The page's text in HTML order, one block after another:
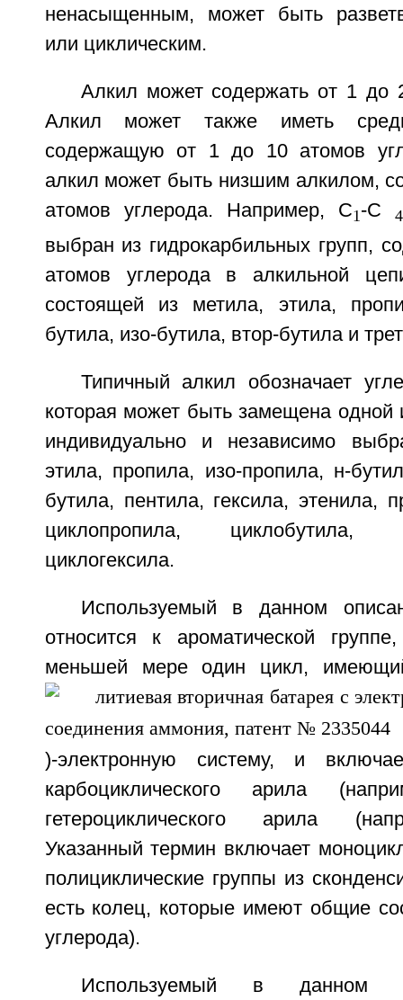
ненасыщенным, может быть
или циклическим.
Алкил может содержать от 1 до
Алкил может также иметь
содержащую от 1 до 10 атомов
алкил может быть низшим алкилом,
атомов углерода. Например, C1-C 4
выбран из гидрокарбильных групп,
атомов углерода в алкильной
состоящей из метила, этила,
бутила, изо-бутила, втор-бутила и
Типичный алкил обозначает
которая может быть замещена одной
индивидуально и независимо
этила, пропила, изо-пропила, н-
бутила, пентила, гексила, этенила,
циклопропила, циклобутила,
циклогексила.
Используемый в данном
относится к ароматической
меньшей мере один цикл,
)-электронную систему, и
карбоциклического арила
гетероциклического арила
Указанный термин включает
полициклические группы из
есть колец, которые имеют общие
углерода).
Используемый в данном